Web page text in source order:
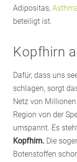
Adipositas,
beteiligt ist.
Kopfhirn
Dafür, dass uns
schlagen, sorgt
Netz von
Region von der
umspannt. Es
Kopfhirn. Die
Botenstoffen